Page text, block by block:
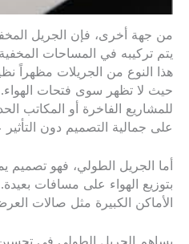
من جهة أخرى، فإن الجريل
يتم تركيبه في المساحات
هذا النوع من الجريلات مظهراً
حيث لا تظهر سوى فتحات الهواء.
للمشاريع الفاخرة أو المكاتب
على جمالية التصميم دون التأثير
أما الجريل الطولي، فهو تصميم
بتوزيع الهواء على مسافات
الأماكن الكبيرة مثل صالات